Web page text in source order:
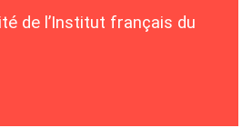
de l’Institut français du